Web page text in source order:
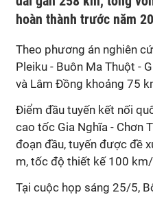
hoàn thành trước năm
Theo phương án nghiên
Pleiku - Buôn Ma Thuột -
và Lâm Đồng khoảng 75
Điểm đầu tuyến kết nối
cao tốc Gia Nghĩa - Chơn
đoạn đầu, tuyến được đề
m, tốc độ thiết kế 100
Tại cuộc họp sáng 25/5,